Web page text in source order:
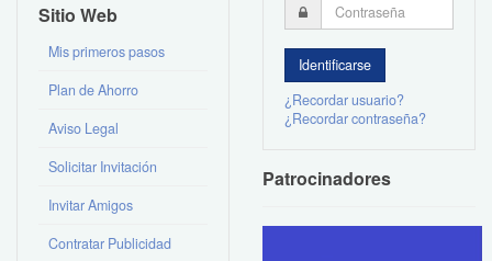
Sitio Web
Mis primeros pasos
Plan de Ahorro
Aviso Legal
Solicitar Invitación
Invitar Amigos
Contratar Publicidad
¿Recordar usuario?
¿Recordar contraseña?
Patrocinadores